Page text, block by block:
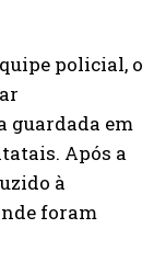
policial, o
guardada em
Após a
à
foram